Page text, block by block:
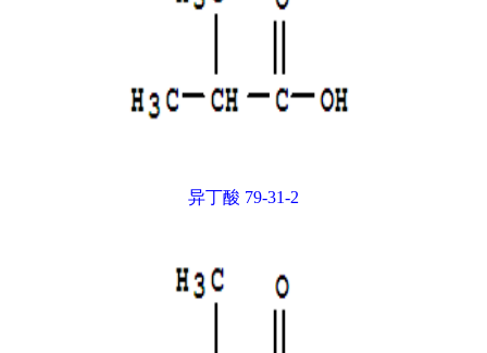
异丁酸 79-31-2